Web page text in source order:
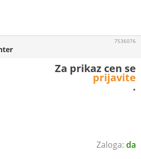
da
7536076
Za prikaz cen se
prijavite
.